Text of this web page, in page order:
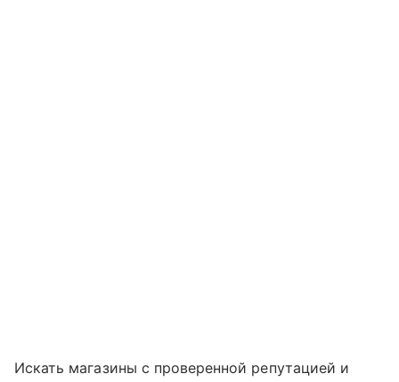
Искать магазины с проверенной репутацией и